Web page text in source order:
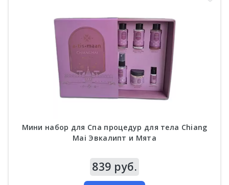
Мини набор для Спа процедур для тела Chiang
Mai Эвкалипт и Мята
839 руб.